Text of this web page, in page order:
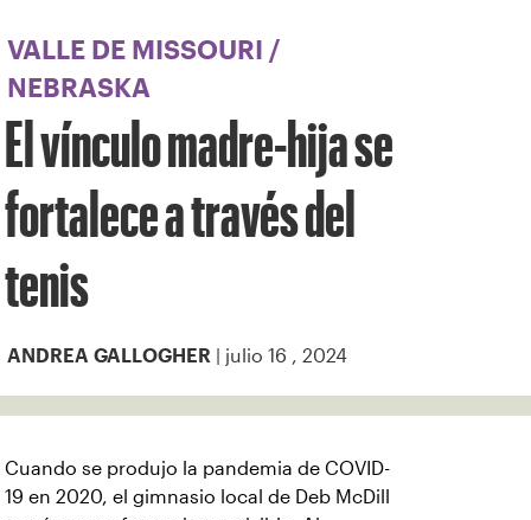
VALLE DE MISSOURI
/
NEBRASKA
El vínculo madre-hija se
fortalece a través del
tenis
ANDREA GALLOGHER | julio 16 , 2024
Cuando se produjo la pandemia de COVID-
19 en 2020, el gimnasio local de Deb McDill